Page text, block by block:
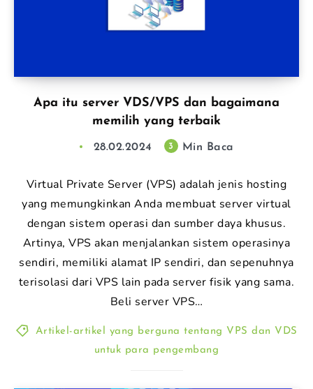
Apa itu server VDS/VPS dan bagaimana
memilih yang terbaik
28.02.2024 3 Min Baca
Virtual Private Server (VPS) adalah jenis hosting
yang memungkinkan Anda membuat server virtual
dengan sistem operasi dan sumber daya khusus.
Artinya, VPS akan menjalankan sistem operasinya
sendiri, memiliki alamat IP sendiri, dan sepenuhnya
terisolasi dari VPS lain pada server fisik yang sama.
Beli server VPS…
Artikel-artikel yang berguna tentang VPS dan VDS
untuk para pengembang